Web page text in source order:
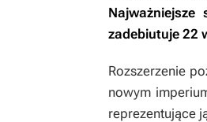
zadebiutuje 22
Rozszerzenie
nowym
reprezentujące